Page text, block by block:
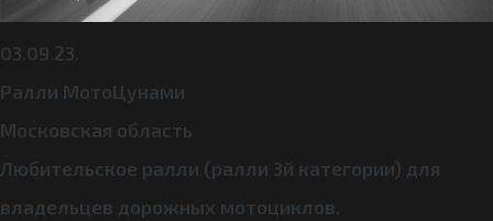
03.09.23.
Ралли МотоЦунами
Московская область
Любительское ралли (ралли 3й категории) для
владельцев дорожных мотоциклов.